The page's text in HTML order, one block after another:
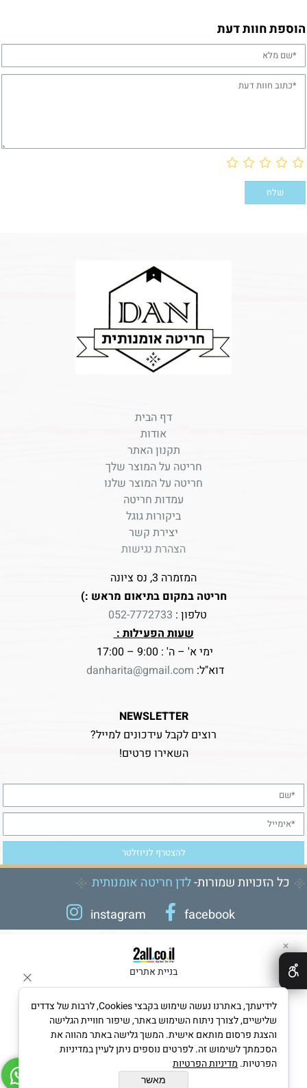
הוספת חוות דעת
דף הבית
אודות
תקנון האתר
חריטה על המוצר שלך
חריטה על המוצר שלנו
עמדות חריטה
ביקורות גוגל
יצירת קשר
הצהרת נגישות
המזמרה 3, נס ציונה
חריטה במקום בתיאום מראש :)
טלפון : 052-7772733
שעות הפעילות :
ימי א' – ה' : 9:00 – 17:00
דוא"ל: danharita@gmail.com
NEWSLETTER
רוצים לקבל עידכונים למייל?
השאירו פרטים!
כל הזכויות שמורות-לדן חריטה אומנותית
instagram
facebook
בניית אתרים
✕
לידיעתך, באתרנו נעשה שימוש בקבצי Cookies, לרבות של צדדים
שלישיים, לצורך ניתוח השימוש באתר, שיפור חוויית הגלישה
והצגת פרסום מותאם אישית. המשך גלישה באתר מהווה את
הסכמתך לשימוש זה. לפרטים נוספים ניתן לעיין במדיניות
הפרטיות. מדיניות הפרטיות
מאשר